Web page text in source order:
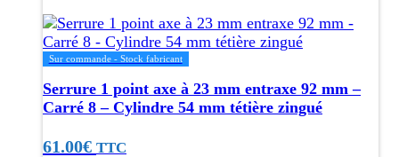
Sur commande - Stock fabricant
Serrure 1 point axe à 23 mm entraxe 92 mm –
Carré 8 – Cylindre 54 mm tétière zingué
61.00€ TTC